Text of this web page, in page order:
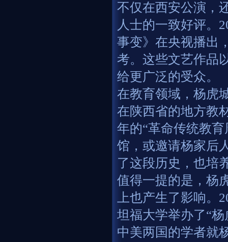
不仅在西安公演，
人士的一致好评。
事变》在央视播出
考。这些文艺作品
给更广泛的受众。
在教育领域，杨虎
在陕西省的地方教
年的“革命传统教
馆，或邀请杨家后
了这段历史，也培
值得一提的是，杨
上也产生了影响。
坦福大学举办了“
中美两国的学者就